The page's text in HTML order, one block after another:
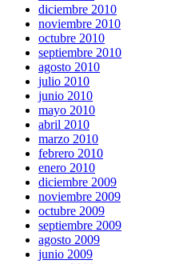
diciembre 2010
noviembre 2010
octubre 2010
septiembre 2010
agosto 2010
julio 2010
junio 2010
mayo 2010
abril 2010
marzo 2010
febrero 2010
enero 2010
diciembre 2009
noviembre 2009
octubre 2009
septiembre 2009
agosto 2009
junio 2009